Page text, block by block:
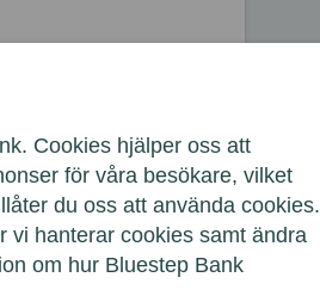
Cookies hjälper oss att
för våra besökare, vilket
du oss att använda cookies.
vi hanterar cookies samt ändra
om hur Bluestep Bank
mat och
möjligheterna att
priser och utnyttja